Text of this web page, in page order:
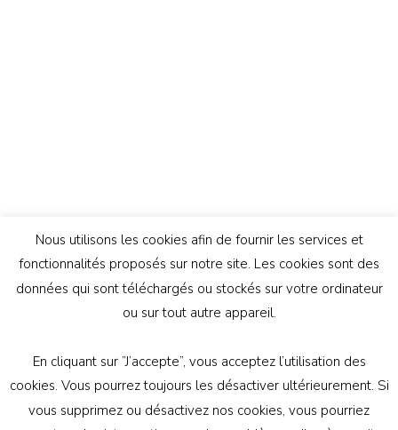
Génération Athée
. Tous droits
réservés.
Vilva | Développé par
Propulsé par
politique de confidentialité
Nous utilisons les cookies afin de fournir les services et
fonctionnalités proposés sur notre site. Les cookies sont des
données qui sont téléchargés ou stockés sur votre ordinateur
ou sur tout autre appareil.
En cliquant sur ”J’accepte”, vous acceptez l’utilisation des
cookies. Vous pourrez toujours les désactiver ultérieurement. Si
vous supprimez ou désactivez nos cookies, vous pourriez